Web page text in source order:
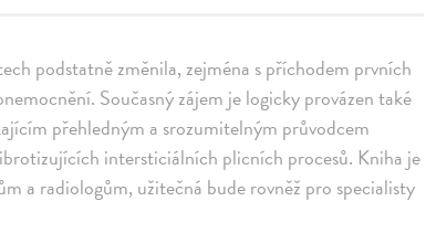
podstatně změnila, zejména s příchodem prvních
Současný zájem je logicky provázen také
přehledným a srozumitelným průvodcem
intersticiálních plicních procesů. Kniha je
a radiologům, užitečná bude rovněž pro specialisty